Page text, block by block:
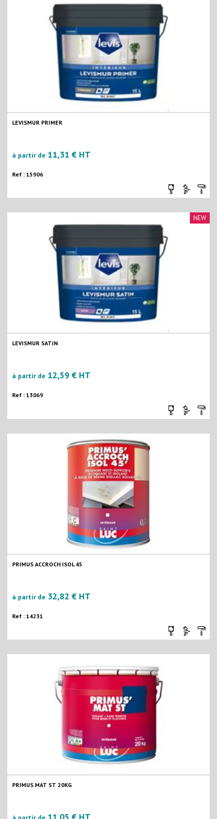
LEVISMUR PRIMER
à partir de 11,31 € HT
Ref : 15906
LEVISMUR SATIN
à partir de 12,59 € HT
NEW
Ref : 13069
PRIMUS ACCROCH ISOL 45
à partir de 32,82 € HT
Ref : 14231
PRIMUS MAT ST 20KG